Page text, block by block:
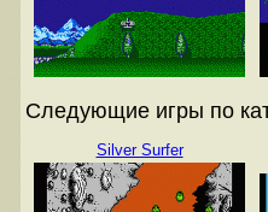
Следующие игры по
Silver Surfer